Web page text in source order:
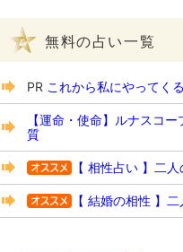
無料の占い一覧
PR これから私にやってく
【運命・使命】ルナスコ
質
【 相性占い 】二
【 結婚の相性 】